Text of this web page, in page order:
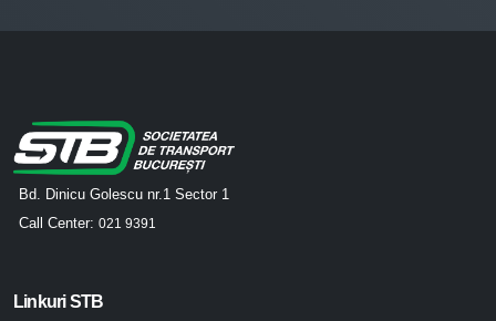
Bd. Dinicu Golescu nr.1 Sector 1
Call Center: 021 9391
Linkuri STB